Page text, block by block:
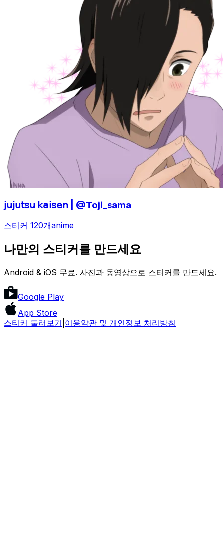
𝗃𝗎𝗃𝗎𝗍𝗌𝗎 𝗄𝖺𝗂𝗌𝖾𝗇 | @Toji_sama
스티커 120개anime
나만의 스티커를 만드세요
Android & iOS 무료. 사진과 동영상으로 스티커를 만드세요.
Google Play
App Store
스티커 둘러보기 이용약관 및 개인정보 처리방침